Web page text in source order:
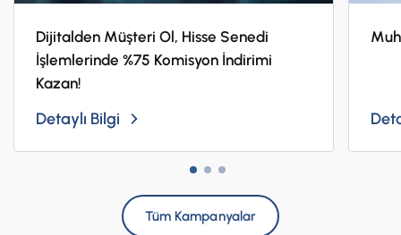
tutar.
Dijitalden Müşteri Ol, Hisse Senedi
İşlemlerinde %75 Komisyon İndirimi
Kazan!
Detaylı Bilgi
Tüm Kampanyalar